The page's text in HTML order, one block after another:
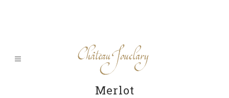
Merlot